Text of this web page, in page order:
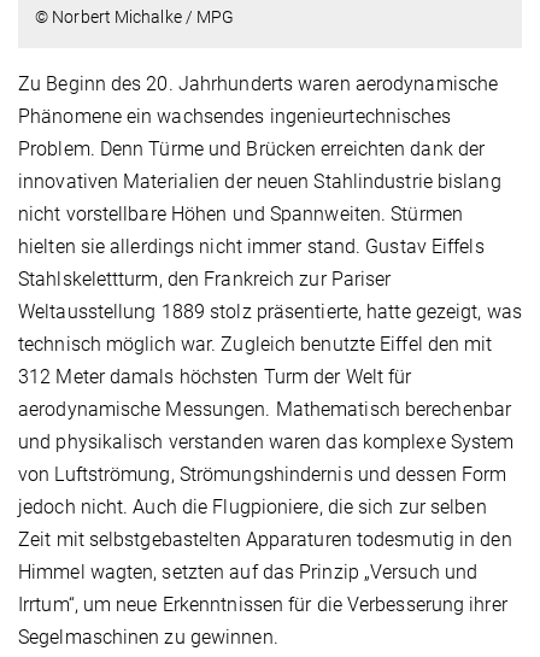
© Norbert Michalke / MPG
Zu Beginn des 20. Jahrhunderts waren aerodynamische
Phänomene ein wachsendes ingenieurtechnisches
Problem. Denn Türme und Brücken erreichten dank der
innovativen Materialien der neuen Stahlindustrie bislang
nicht vorstellbare Höhen und Spannweiten. Stürmen
hielten sie allerdings nicht immer stand. Gustav Eiffels
Stahlskelettturm, den Frankreich zur Pariser
Weltausstellung 1889 stolz präsentierte, hatte gezeigt, was
technisch möglich war. Zugleich benutzte Eiffel den mit
312 Meter damals höchsten Turm der Welt für
aerodynamische Messungen. Mathematisch berechenbar
und physikalisch verstanden waren das komplexe System
von Luftströmung, Strömungshindernis und dessen Form
jedoch nicht. Auch die Flugpioniere, die sich zur selben
Zeit mit selbstgebastelten Apparaturen todesmutig in den
Himmel wagten, setzten auf das Prinzip „Versuch und
Irrtum“, um neue Erkenntnissen für die Verbesserung ihrer
Segelmaschinen zu gewinnen.